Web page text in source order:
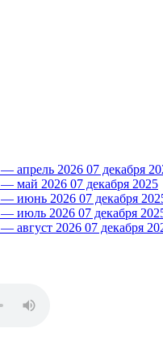
— апрель 2026 07 декабря
— май 2026 07 декабря 2025
— июнь 2026 07 декабря
— июль 2026 07 декабря
август 2026 07 декабря